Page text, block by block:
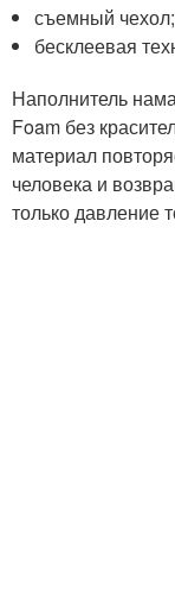
съемный чехол;
бесклеевая
Наполнитель
Foam без
материал
человека и
только давление